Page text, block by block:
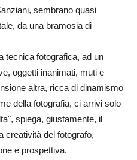
sembrano quasi
da una bramosia di
tecnica fotografica, ad un
oggetti inanimati, muti e
altra, ricca di dinamismo
della fotografia, ci arrivi solo
spiega, giustamente, il
creatività del fotografo,
e prospettiva.